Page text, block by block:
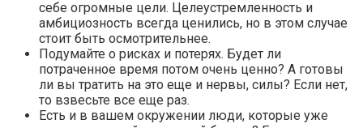
себе огромные цели. Целеустремленность и
амбициозность всегда ценились, но в этом случае
стоит быть осмотрительнее.
Подумайте о рисках и потерях. Будет ли
потраченное время потом очень ценно? А готовы
ли вы тратить на это еще и нервы, силы? Если нет,
то взвесьте все еще раз.
Есть и в вашем окружении люди, которые уже